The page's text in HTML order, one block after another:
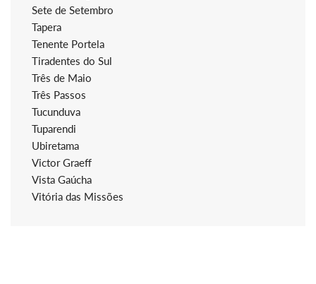
Sete de Setembro
Tapera
Tenente Portela
Tiradentes do Sul
Três de Maio
Três Passos
Tucunduva
Tuparendi
Ubiretama
Victor Graeff
Vista Gaúcha
Vitória das Missões